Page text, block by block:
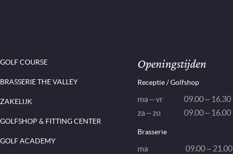
GOLF COURSE
BRASSERIE THE VALLEY
ZAKELIJK
GOLFSHOP & FITTING CENTER
GOLF ACADEMY
Openingstijden
Receptie / Golfshop
ma – vr
09.00 – 16.30
za – zo
09.00 – 16.00
Brasserie
ma
09.00 –